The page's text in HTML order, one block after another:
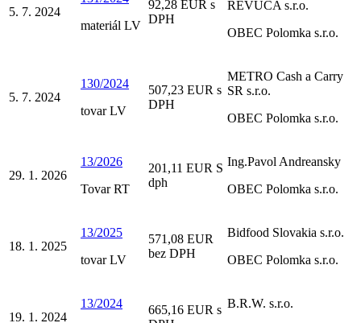
5. 7. 2024
materiál LV
92,28 EUR s
DPH
REVÚCA s.r.o.
OBEC Polomka s.r.o.
5. 7. 2024
130/2024
tovar LV
507,23 EUR s
DPH
METRO Cash a Carry
SR s.r.o.
OBEC Polomka s.r.o.
29. 1. 2026
13/2026
Tovar RT
201,11 EUR S
dph
Ing.Pavol Andreansky
OBEC Polomka s.r.o.
18. 1. 2025
13/2025
tovar LV
571,08 EUR
bez DPH
Bidfood Slovakia s.r.o.
OBEC Polomka s.r.o.
19. 1. 2024
13/2024
665,16 EUR s B.R.W. s.r.o.